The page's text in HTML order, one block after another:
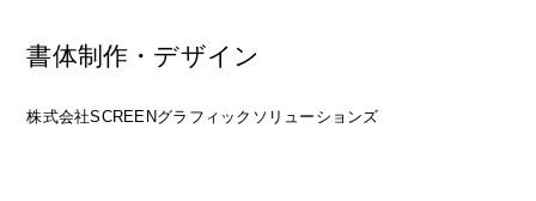
書体制作・デザイン
株式会社SCREENグラフィックソリューションズ